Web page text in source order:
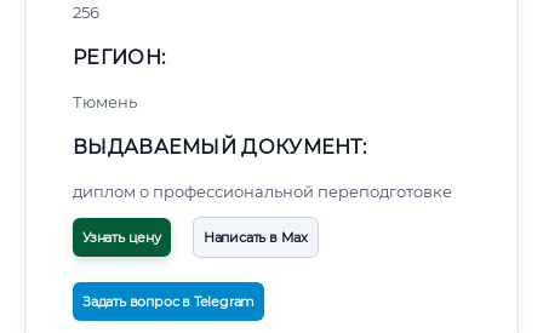
256
РЕГИОН:
Тюмень
ВЫДАВАЕМЫЙ ДОКУМЕНТ:
диплом о профессиональной переподготовке
Узнать цену Написать в Max
Задать вопрос в Telegram